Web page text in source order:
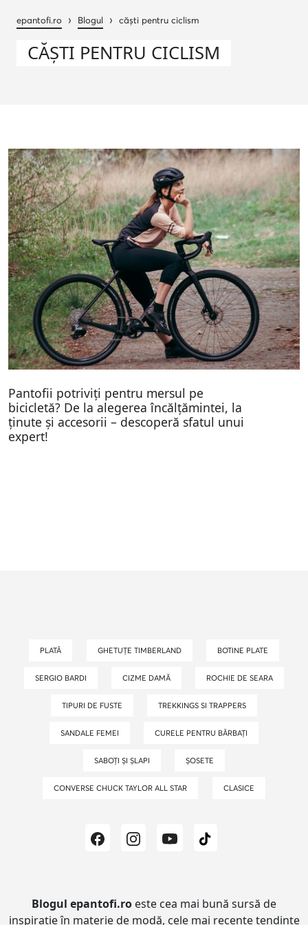
epantofi.ro › Blogul › căști pentru ciclism
CĂȘTI PENTRU CICLISM
Pantofii potriviți pentru mersul pe
bicicletă? De la alegerea încălțămintei, la
ținute și accesorii – descoperă sfatul unui
expert!
PLATĂ GHETUȚE TIMBERLAND BOTINE PLATE
SERGIO BARDI CIZME DAMĂ ROCHIE DE SEARA
TIPURI DE FUSTE TREKKINGS SI TRAPPERS
SANDALE FEMEI CURELE PENTRU BĂRBAȚI
SABOȚI ȘI ȘLAPI ȘOSETE
CONVERSE CHUCK TAYLOR ALL STAR CLASICE
Blogul epantofi.ro este cea mai bună sursă de
inspirație în materie de modă, cele mai recente tendințe